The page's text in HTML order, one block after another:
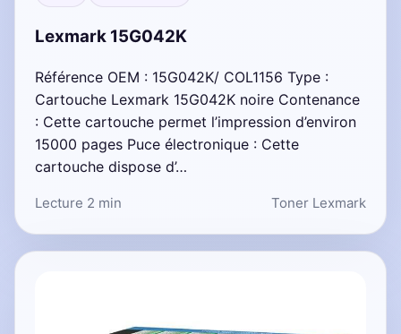
Lexmark 15G042K
Référence OEM : 15G042K/ COL1156 Type :
Cartouche Lexmark 15G042K noire Contenance
: Cette cartouche permet l’impression d’environ
15000 pages Puce électronique : Cette
cartouche dispose d’…
Lecture 2 min Toner Lexmark